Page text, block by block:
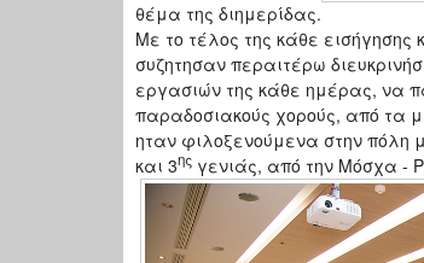
θέμα της διημερίδας.
Με το τέλος της κάθε
συζητησαν περαιτέρω
εργασιών της κάθε ημέρας, να
παραδοσιακούς χορούς, από τα
ηταν φιλοξενούμενα στην πόλη
και 3ης γενιάς, από την Μόσχα -